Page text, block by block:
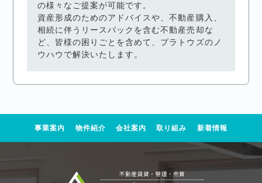
の様々なご提案が可能です。
資産形成のためのアドバイスや、不動産購入、
相続に伴うリースバックを含む不動産売却な
ど、皆様の困りごとを含めて、プラトウズのノ
ウハウで解決いたします。
事業案内 物件紹介 会社案内 取り組み 新着情報